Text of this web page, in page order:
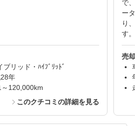
リッド・ﾊｲﾌﾞﾘｯﾄﾞ
年
120,000km
このクチコミの詳細を見る
で
ー
り
す
売